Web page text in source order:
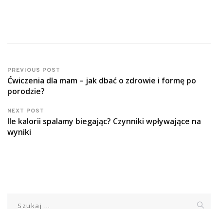
PREVIOUS POST
Ćwiczenia dla mam – jak dbać o zdrowie i formę po
porodzie?
NEXT POST
Ile kalorii spalamy biegając? Czynniki wpływające na
wyniki